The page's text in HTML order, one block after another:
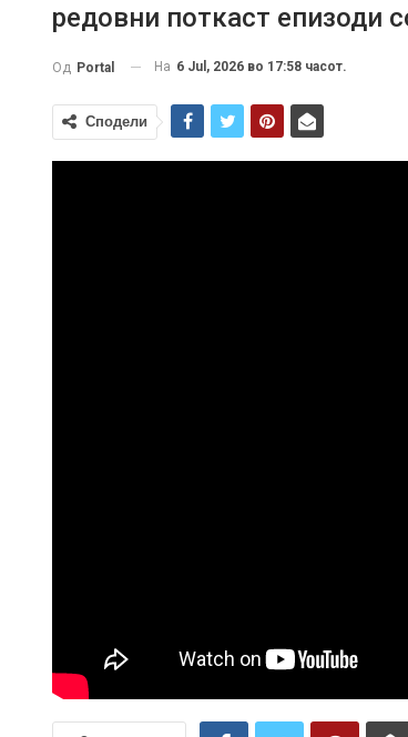
редовни поткаст епизоди
Од Portal На 6 Jul, 2026 во 17:58 часот.
Сподели